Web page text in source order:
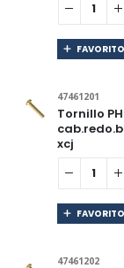
47461201
Tornillo PH
xcj
47461202